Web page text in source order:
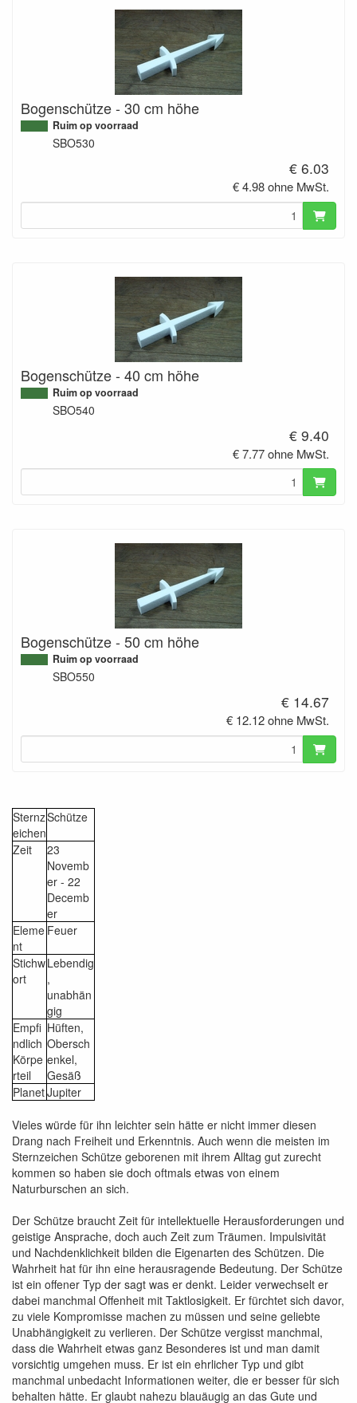
Bogenschütze - 30 cm höhe
Ruim op voorraad
SBO530
€ 6.03
€ 4.98 ohne MwSt.
Bogenschütze - 40 cm höhe
Ruim op voorraad
SBO540
€ 9.40
€ 7.77 ohne MwSt.
Bogenschütze - 50 cm höhe
Ruim op voorraad
SBO550
€ 14.67
€ 12.12 ohne MwSt.
Sternz
eichen
Schütze
Zeit
23
Novemb
er - 22
Decemb
er
Eleme
nt
Feuer
Stichw
ort
Lebendig
,
unabhän
gig
Empfi
ndlich
Körpe
rteil
Hüften,
Obersch
enkel,
Gesäß
PlanetJupiter
Vieles würde für ihn leichter sein hätte er nicht immer diesen
Drang nach Freiheit und Erkenntnis. Auch wenn die meisten im
Sternzeichen Schütze geborenen mit ihrem Alltag gut zurecht
kommen so haben sie doch oftmals etwas von einem
Naturburschen an sich.
Der Schütze braucht Zeit für intellektuelle Herausforderungen und
geistige Ansprache, doch auch Zeit zum Träumen. Impulsivität
und Nachdenklichkeit bilden die Eigenarten des Schützen. Die
Wahrheit hat für ihn eine herausragende Bedeutung. Der Schütze
ist ein offener Typ der sagt was er denkt. Leider verwechselt er
dabei manchmal Offenheit mit Taktlosigkeit. Er fürchtet sich davor,
zu viele Kompromisse machen zu müssen und seine geliebte
Unabhängigkeit zu verlieren. Der Schütze vergisst manchmal,
dass die Wahrheit etwas ganz Besonderes ist und man damit
vorsichtig umgehen muss. Er ist ein ehrlicher Typ und gibt
manchmal unbedacht Informationen weiter, die er besser für sich
behalten hätte. Er glaubt nahezu blauäugig an das Gute und